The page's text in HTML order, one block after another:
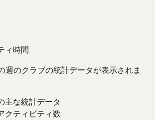
ィ時間
週のクラブの統計データが表示されま
主な統計データ
クティビティ数